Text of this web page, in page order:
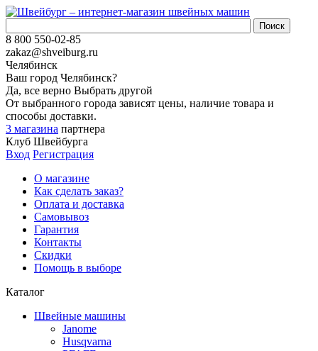
8 800 550-02-85
zakaz@shveiburg.ru
Челябинск
Ваш город Челябинск?
Да, все верно Выбрать другой
От выбранного города зависят цены, наличие товара и
способы доставки.
3 магазина партнера
Клуб Швейбурга
Вход Регистрация
О магазине
Как сделать заказ?
Оплата и доставка
Самовывоз
Гарантия
Контакты
Скидки
Помощь в выборе
Каталог
Швейные машины
Janome
Husqvarna